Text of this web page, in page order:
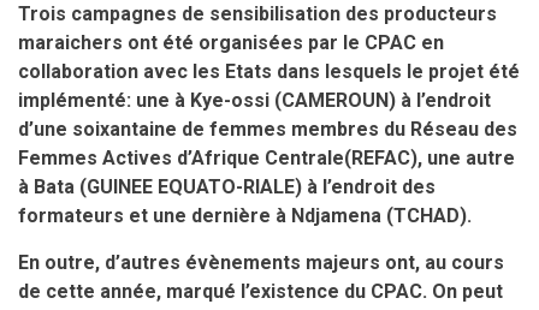
Trois campagnes de sensibilisation des producteurs
maraichers ont été organisées par le CPAC en
collaboration avec les Etats dans lesquels le projet été
implémenté: une à Kye-ossi (CAMEROUN) à l’endroit
d’une soixantaine de femmes membres du Réseau des
Femmes Actives d’Afrique Centrale(REFAC), une autre
à Bata (GUINEE EQUATO-RIALE) à l’endroit des
formateurs et une dernière à Ndjamena (TCHAD).
En outre, d’autres évènements majeurs ont, au cours
de cette année, marqué l’existence du CPAC. On peut